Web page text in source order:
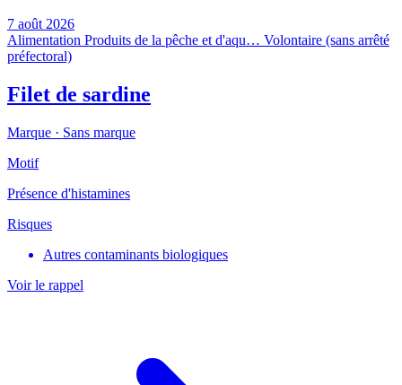
7 août 2026
Alimentation Produits de la pêche et d'aqu… Volontaire (sans arrêté
préfectoral)
Filet de sardine
Marque · Sans marque
Motif
Présence d'histamines
Risques
Autres contaminants biologiques
Voir le rappel